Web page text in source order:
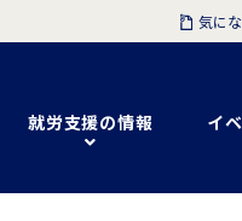
就労支援の情報 イ
気に